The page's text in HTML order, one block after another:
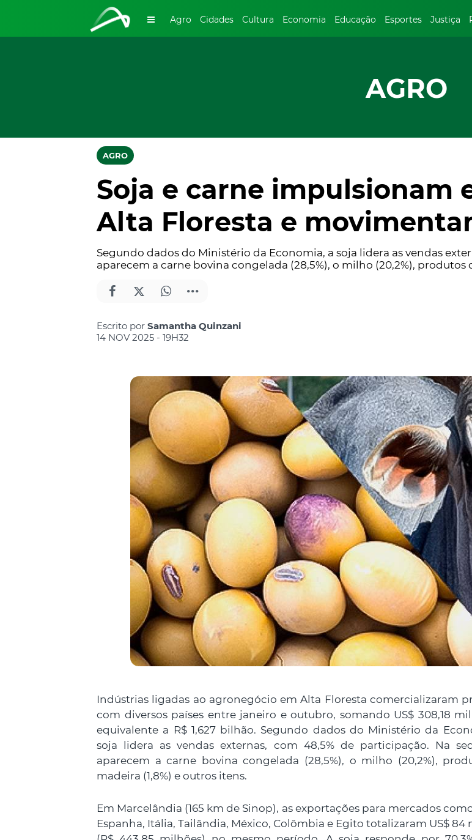
Agro Cidades Cultura Economia Educação Esportes Justiça
AGRO
AGRO
Soja e carne impulsionam
Alta Floresta e
Segundo dados do Ministério da Economia, a soja lidera as vendas
aparecem a carne bovina congelada (28,5%), o milho (20,2%), produtos
Escrito por Samantha Quinzani
14 NOV 2025 - 19H32
Indústrias ligadas ao agronegócio em Alta Floresta comercializaram
com diversos países entre janeiro e outubro, somando US$ 308,18
equivalente a R$ 1,627 bilhão. Segundo dados do Ministério da
soja lidera as vendas externas, com 48,5% de participação. Na
aparecem a carne bovina congelada (28,5%), o milho (20,2%),
madeira (1,8%) e outros itens.
Em Marcelândia (165 km de Sinop), as exportações para mercados
Espanha, Itália, Tailândia, México, Colômbia e Egito totalizaram US$ 84